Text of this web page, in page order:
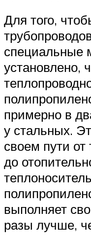
Для того,
специальные
установлено,
примерно в
у стальных.
своем пути от
до
выполняет
разы лучше,